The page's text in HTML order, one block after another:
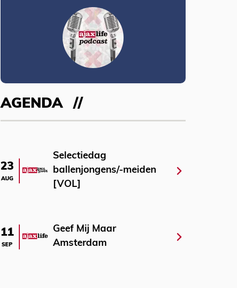
AGENDA
23
AUG
Selectiedag
ballenjongens/-meiden
[VOL]
11
SEP
Geef Mij Maar
Amsterdam